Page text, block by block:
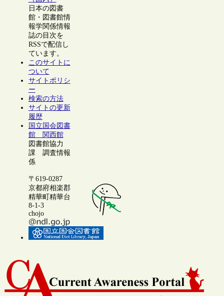
日本の図書
館・図書館情
報学関係情報
誌の目次を
RSSで配信し
ています。
このサイトに
ついて
サイトポリシ
ー
検索の方法
サイトの更新
履歴
国立国会図書
館 関西館
図書館協力
課 調査情報
係
〒619-0287
京都府相楽郡
精華町精華台
8-1-3
chojo